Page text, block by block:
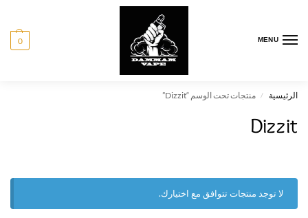
MENU
0
الرئيسية / منتجات تحت الوسم “Dizzit”
Dizzit
لا توجد منتجات تتوافق مع اختيارك.